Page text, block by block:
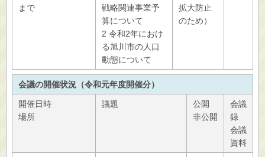
まで
戦略関連事業予
算について
2 令和2年におけ
る旭川市の人口
動態について
拡大防止
のため）
会議の開催状況（令和元年度開催分）
開催日時
場所
議題
公開
非公開
会議
録
会議
資料